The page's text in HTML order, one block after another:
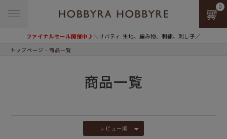
ファイナルセール開催中♪＼リバティ 生地、編み物、刺繍、刺し子／
0
トップページ 商品一覧
商品一覧
レビュー順